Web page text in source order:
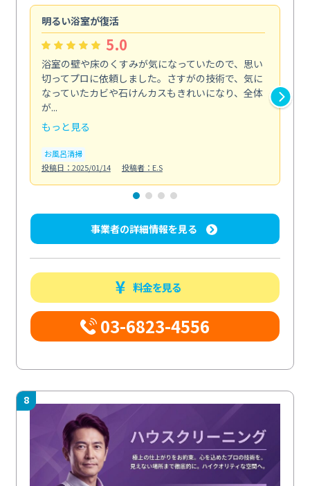
明るい浴室が復活
5.0
浴室の壁や床のくすみが気になっていたので、思い
切ってプロに依頼しました。さすがの技術で、気に
なっていたカビや石けんカスもきれいになり、全体
が...
もっと見る
お風呂清掃
投稿日：2025/01/14
投稿者：E.S
事業者の詳細情報を見る
料金を見る
03-6823-4556
8